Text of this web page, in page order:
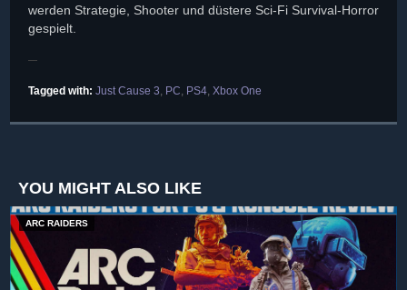
werden Strategie, Shooter und düstere Sci-Fi Survival-Horror
gespielt.
Tagged with: Just Cause 3, PC, PS4, Xbox One
YOU MIGHT ALSO LIKE
ARC RAIDERS